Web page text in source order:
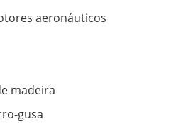
aeronáuticos
madeira
gusa